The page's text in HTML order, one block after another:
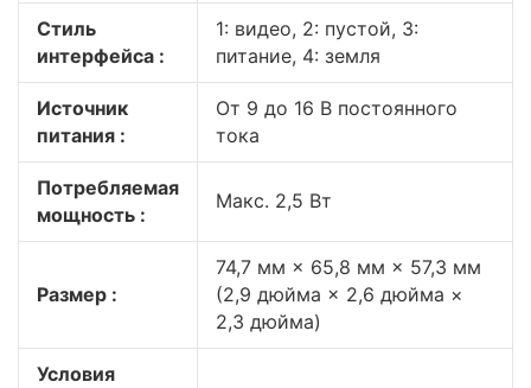
Стиль
интерфейса :
1: видео, 2: пустой, 3:
питание, 4: земля
Источник
питания :
От 9 до 16 В постоянного
тока
Потребляемая
мощность :
Макс. 2,5 Вт
Размер :
74,7 мм × 65,8 мм × 57,3 мм
(2,9 дюйма × 2,6 дюйма ×
2,3 дюйма)
Условия